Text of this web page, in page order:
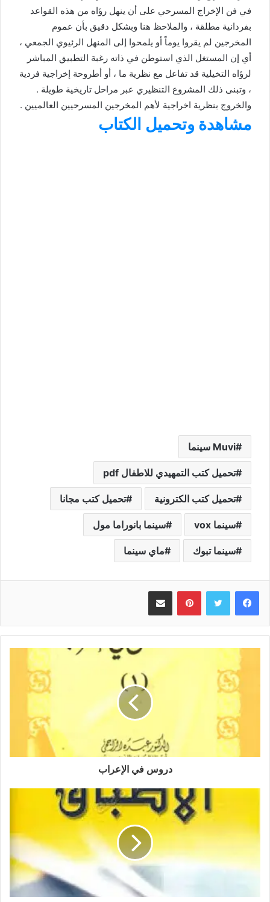
في فن الإخراج المسرحي على أن ينهل رؤاه من هذه القواعد
بفردانية مطلقة ، والملاحظ هنا وبشكل دقيق بأن عموم
المخرجين لم يقروا يوماً أو يلمحوا إلى المنهل الرئيوي الجمعي ،
أي إن المستغل الذي استوطن في ذاته رغبة التطبيق المباشر
لرؤاه التخيلية قد تفاعل مع نظرية ما ، أو أطروحة إخراجية فردية
، وتبنى ذلك المشروع التنظيري عبر مراحل تاريخية طويلة .
والخروج بنظرية اخراجية لأهم المخرجين المسرحيين العالميين .
مشاهدة وتحميل الكتاب
Muvi سينما
تحميل كتب التمهيدي للاطفال pdf
تحميل كتب الكترونية تحميل كتب مجانا
سينما vox سينما بانوراما مول
سينما تبوك ماي سينما
بينتيريست
دروس في الإعراب